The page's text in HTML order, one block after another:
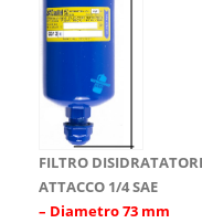
FILTRO
ATTACCO 1/4 SAE
– Diametro 73 mm